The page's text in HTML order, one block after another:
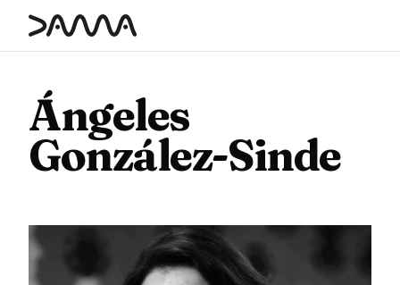
contenido
Ángeles
González-Sinde